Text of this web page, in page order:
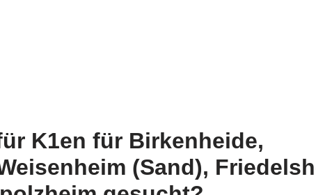
K1en für Birkenheide,
(Sand),